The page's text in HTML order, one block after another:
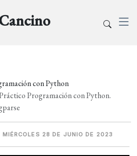
con Python
Programación con Python.
MIÉRCOLES 28 DE JUNIO DE 2023